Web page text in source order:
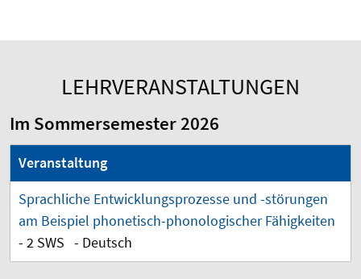
LEHRVERANSTALTUNGEN
Im Sommersemester 2026
Veranstaltung
Sprachliche Entwicklungsprozesse und -störungen
am Beispiel phonetisch-phonologischer Fähigkeiten
- 2 SWS - Deutsch